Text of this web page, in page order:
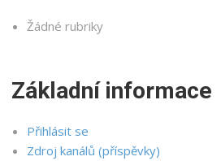
Žádné rubriky
Základní informace
Přihlásit se
Zdroj kanálů (příspěvky)